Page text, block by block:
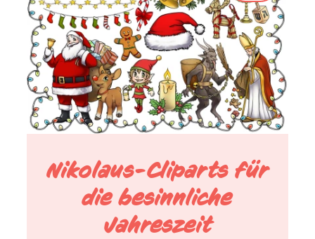
Nikolaus-Cliparts für
die besinnliche
Jahreszeit